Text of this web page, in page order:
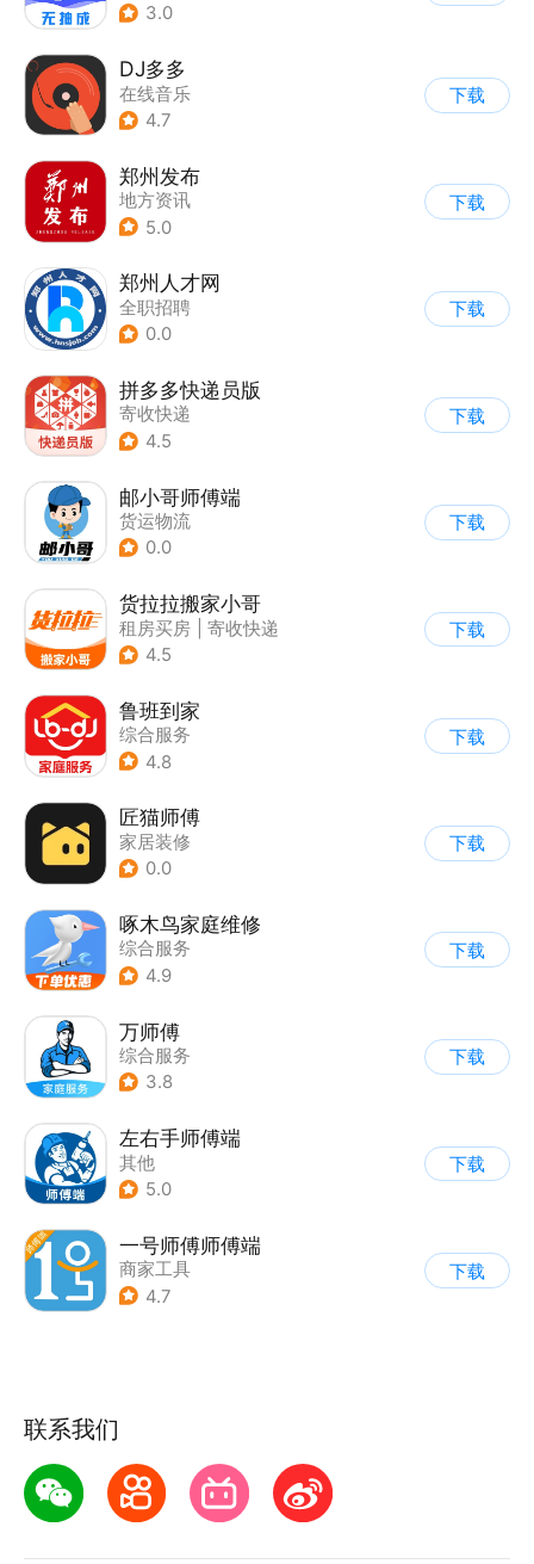
3.0
DJ多多
在线音乐
4.7
下载
郑州发布
地方资讯
5.0
下载
郑州人才网
全职招聘
0.0
下载
拼多多快递员版
寄收快递
4.5
下载
邮小哥师傅端
货运物流
0.0
下载
货拉拉搬家小哥
租房买房
寄收快递
4.5
下载
鲁班到家
综合服务
4.8
下载
匠猫师傅
家居装修
0.0
下载
啄木鸟家庭维修
综合服务
4.9
下载
万师傅
综合服务
3.8
下载
左右手师傅端
其他
5.0
下载
一号师傅师傅端
商家工具
4.7
下载
联系我们